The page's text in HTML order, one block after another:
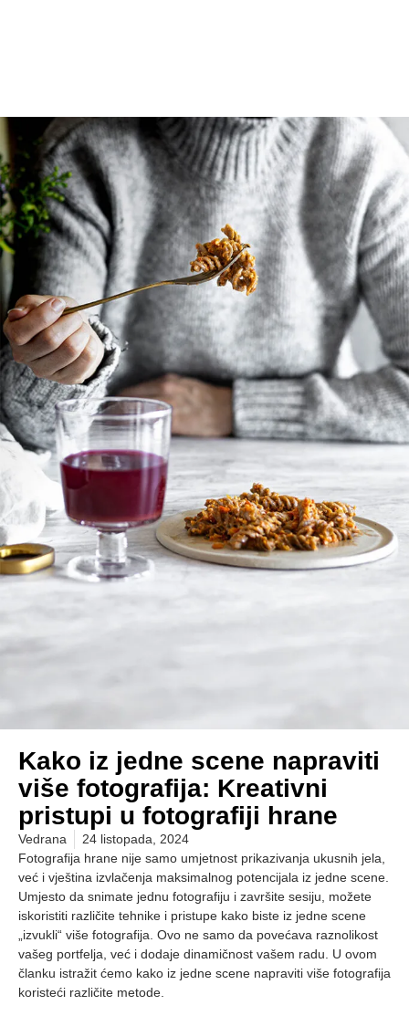
Kako iz jedne scene napraviti
više fotografija: Kreativni
pristupi u fotografiji hrane
Vedrana
24 listopada, 2024
Fotografija hrane nije samo umjetnost prikazivanja ukusnih jela,
već i vještina izvlačenja maksimalnog potencijala iz jedne scene.
Umjesto da snimate jednu fotografiju i završite sesiju, možete
iskoristiti različite tehnike i pristupe kako biste iz jedne scene
„izvukli“ više fotografija. Ovo ne samo da povećava raznolikost
vašeg portfelja, već i dodaje dinamičnost vašem radu. U ovom
članku istražit ćemo kako iz jedne scene napraviti više fotografija
koristeći različite metode.